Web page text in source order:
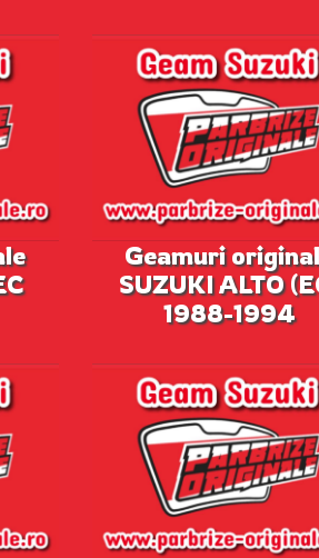
Geamuri
SUZUKI ALTO
1988-1994